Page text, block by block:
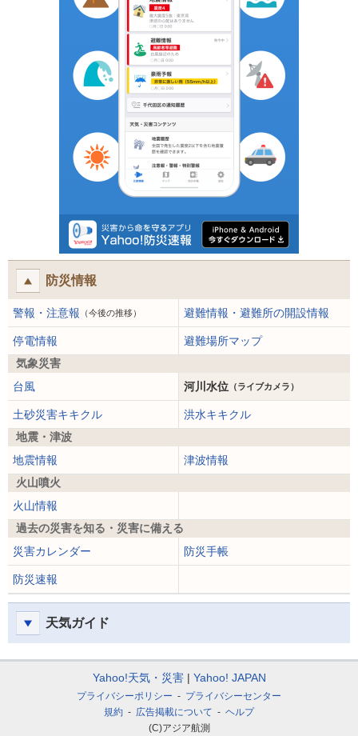
防災情報
警報・注意報 （今後の推移） 避難情報・避難所の開設情報
停電情報
避難場所マップ
気象災害
台風
河川水位 （ライブカメラ）
土砂災害キキクル
洪水キキクル
地震・津波
地震情報
津波情報
火山噴火
火山情報
過去の災害を知る・災害に備える
災害カレンダー
防災手帳
防災速報
天気ガイド
Yahoo!天気・災害 Yahoo! JAPAN
プライバシーポリシー
プライバシーセンター
規約
広告掲載について
ヘルプ
(C)アジア航測